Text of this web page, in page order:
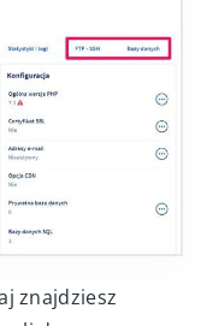
znajdziesz